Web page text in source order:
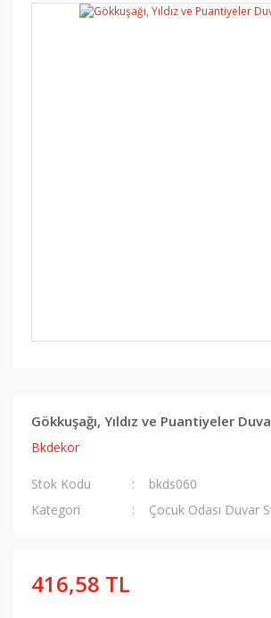
Gökkuşağı, Yıldız ve Puantiyeler
Bkdekor
Stok Kodu
bkds060
Kategori
Çocuk Odası Duvar
416,58 TL